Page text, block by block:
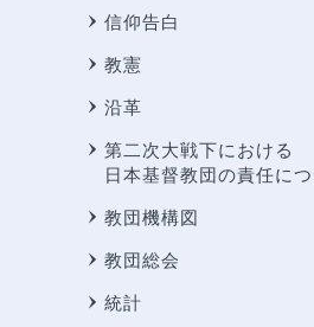
信仰告白
教憲
沿革
第二次大戦下における
日本基督教団の責任に
教団機構図
教団総会
統計